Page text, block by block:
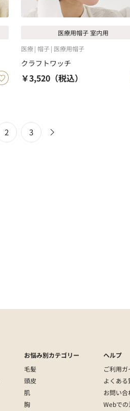
医療用帽子 室内用
医療 帽子 医療用帽子
クラフトワッチ
￥3,520 （税込）
2 3
お悩み別カテゴリー
毛髪
頭皮
肌
胸
ヘルプ
ご利用ガ
よくある
お問い合
Webで